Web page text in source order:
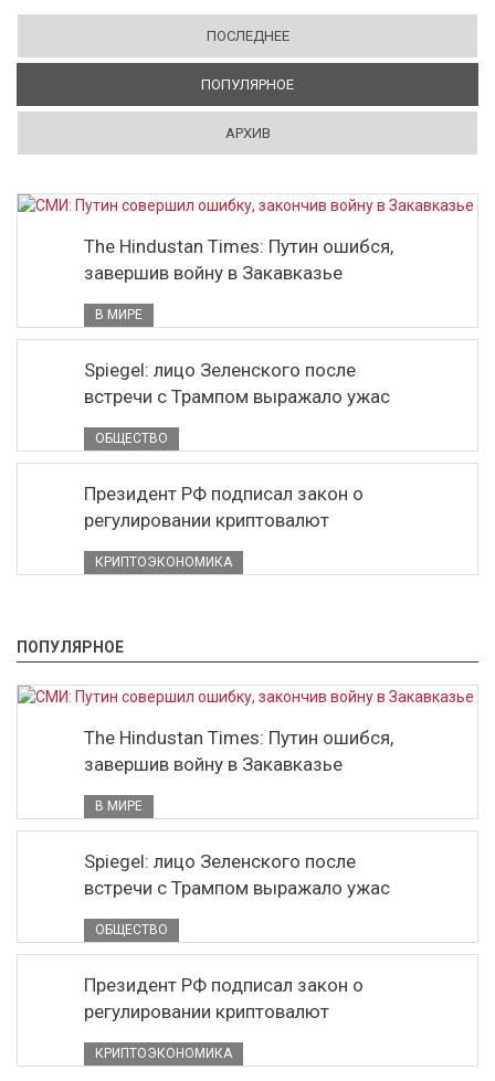
ПОСЛЕДНЕЕ
ПОПУЛЯРНОЕ
АРХИВ
The Hindustan Times: Путин ошибся,
завершив войну в Закавказье
В МИРЕ
Spiegel: лицо Зеленского после
встречи с Трампом выражало ужас
ОБЩЕСТВО
Президент РФ подписал закон о
регулировании криптовалют
КРИПТОЭКОНОМИКА
ПОПУЛЯРНОЕ
The Hindustan Times: Путин ошибся,
завершив войну в Закавказье
В МИРЕ
Spiegel: лицо Зеленского после
встречи с Трампом выражало ужас
ОБЩЕСТВО
Президент РФ подписал закон о
регулировании криптовалют
КРИПТОЭКОНОМИКА